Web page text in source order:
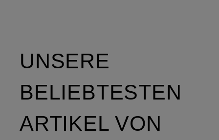
UNSERE
BELIEBTESTEN
ARTIKEL VON